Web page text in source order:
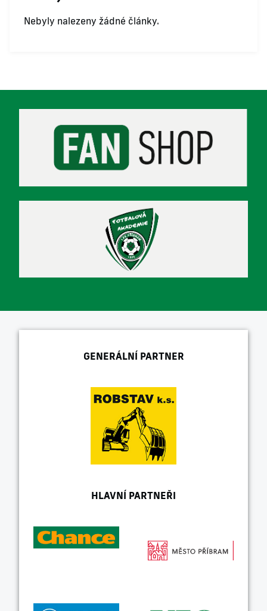
Nebyly nalezeny žádné články.
GENERÁLNÍ PARTNER
HLAVNÍ PARTNEŘI